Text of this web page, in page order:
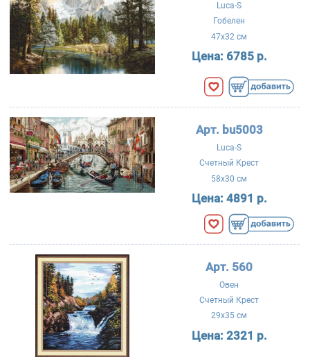
Luca-S
Гобелен
47x32 см
Цена: 6785 р.
Арт. bu5003
Luca-S
Счетный Крест
58x30 см
Цена: 4891 р.
Арт. 560
Овен
Счетный Крест
29x35 см
Цена: 2321 р.